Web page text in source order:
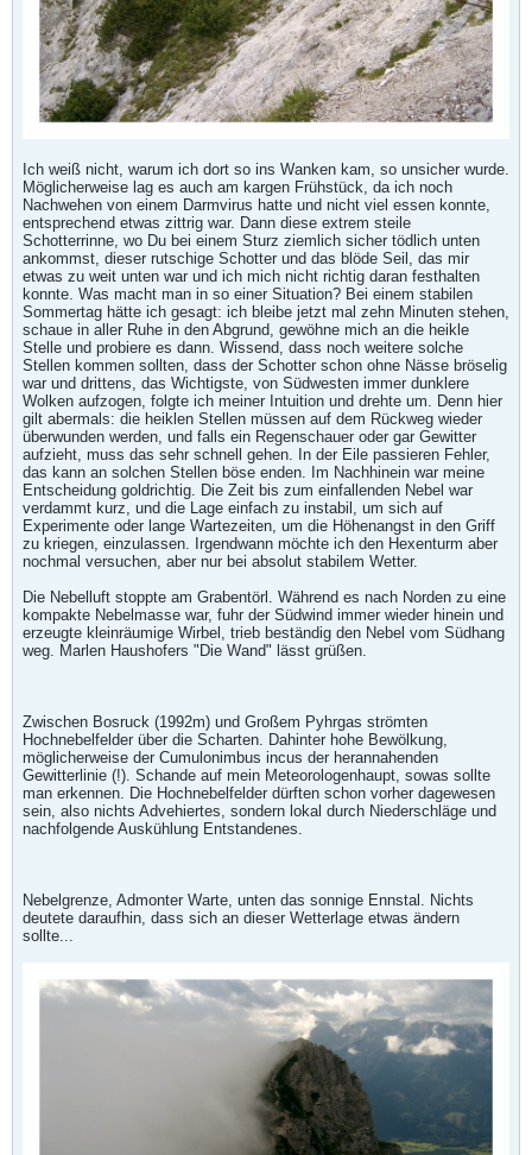
Ich weiß nicht, warum ich dort so ins Wanken kam, so unsicher wurde.
Möglicherweise lag es auch am kargen Frühstück, da ich noch
Nachwehen von einem Darmvirus hatte und nicht viel essen konnte,
entsprechend etwas zittrig war. Dann diese extrem steile
Schotterrinne, wo Du bei einem Sturz ziemlich sicher tödlich unten
ankommst, dieser rutschige Schotter und das blöde Seil, das mir
etwas zu weit unten war und ich mich nicht richtig daran festhalten
konnte. Was macht man in so einer Situation? Bei einem stabilen
Sommertag hätte ich gesagt: ich bleibe jetzt mal zehn Minuten stehen,
schaue in aller Ruhe in den Abgrund, gewöhne mich an die heikle
Stelle und probiere es dann. Wissend, dass noch weitere solche
Stellen kommen sollten, dass der Schotter schon ohne Nässe bröselig
war und drittens, das Wichtigste, von Südwesten immer dunklere
Wolken aufzogen, folgte ich meiner Intuition und drehte um. Denn hier
gilt abermals: die heiklen Stellen müssen auf dem Rückweg wieder
überwunden werden, und falls ein Regenschauer oder gar Gewitter
aufzieht, muss das sehr schnell gehen. In der Eile passieren Fehler,
das kann an solchen Stellen böse enden. Im Nachhinein war meine
Entscheidung goldrichtig. Die Zeit bis zum einfallenden Nebel war
verdammt kurz, und die Lage einfach zu instabil, um sich auf
Experimente oder lange Wartezeiten, um die Höhenangst in den Griff
zu kriegen, einzulassen. Irgendwann möchte ich den Hexenturm aber
nochmal versuchen, aber nur bei absolut stabilem Wetter.
Die Nebelluft stoppte am Grabentörl. Während es nach Norden zu eine
kompakte Nebelmasse war, fuhr der Südwind immer wieder hinein und
erzeugte kleinräumige Wirbel, trieb beständig den Nebel vom Südhang
weg. Marlen Haushofers "Die Wand" lässt grüßen.
Zwischen Bosruck (1992m) und Großem Pyhrgas strömten
Hochnebelfelder über die Scharten. Dahinter hohe Bewölkung,
möglicherweise der Cumulonimbus incus der herannahenden
Gewitterlinie (!). Schande auf mein Meteorologenhaupt, sowas sollte
man erkennen. Die Hochnebelfelder dürften schon vorher dagewesen
sein, also nichts Advehiertes, sondern lokal durch Niederschläge und
nachfolgende Auskühlung Entstandenes.
Nebelgrenze, Admonter Warte, unten das sonnige Ennstal. Nichts
deutete daraufhin, dass sich an dieser Wetterlage etwas ändern
sollte...